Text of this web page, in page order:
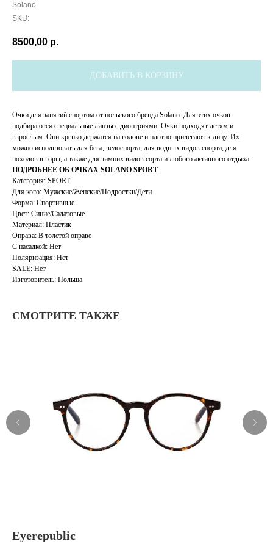
Solano
SKU:
8500,00 р.
ДОБАВИТЬ В КОРЗИНУ
Очки для занятий спортом от польского бренда Solano. Для этих очков
подбираются специальные линзы с диоптриями. Очки подходят детям и
взрослым. Они крепко держатся на голове и плотно прилегают к лицу. Их
можно использовать для бега, велоспорта, для водных видов спорта, для
походов в горы, а также для зимних видов сорта и любого активного отдыха.
ПОДРОБНЕЕ ОБ ОЧКАХ SOLANO SPORT
Категория: SPORT
Для кого: Мужские/Женские/Подростки/Дети
Форма: Спортивные
Цвет: Синие/Салатовые
Материал: Пластик
Оправа: В толстой оправе
С насадкой: Нет
Поляризация: Нет
SALE: Нет
Изготовитель: Польша
СМОТРИТЕ ТАКЖЕ
Eyerepublic